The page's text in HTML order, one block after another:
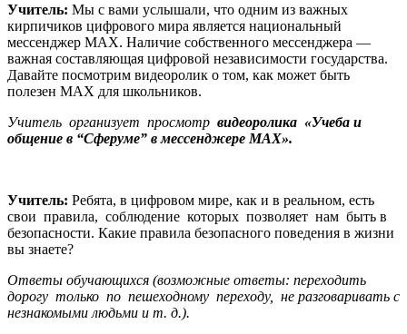
Учитель: Мы с вами услышали, что одним из важных
кирпичиков цифрового мира является национальный
мессенджер MAX. Наличие собственного мессенджера —
важная составляющая цифровой независимости государства.
Давайте посмотрим видеоролик о том, как может быть
полезен MAX для школьников.
Учитель организует просмотр видеоролика «Учеба и
общение в “Сферуме” в мессенджере MAX».
Учитель: Ребята, в цифровом мире, как и в реальном, есть
свои правила, соблюдение которых позволяет нам быть в
безопасности. Какие правила безопасного поведения в жизни
вы знаете?
Ответы обучающихся (возможные ответы: переходить
дорогу только по пешеходному переходу, не разговаривать с
незнакомыми людьми и т. д.).